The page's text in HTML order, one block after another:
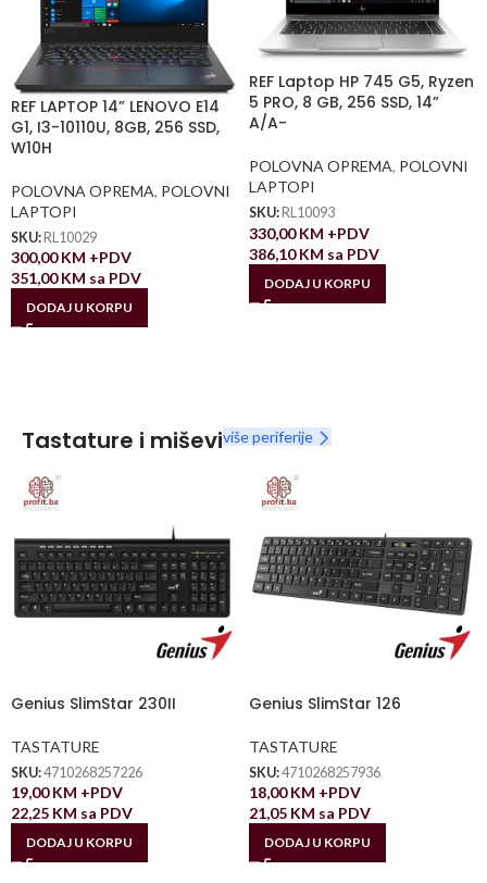
REF LAPTOP 14” LENOVO E14
G1, I3-10110U, 8GB, 256 SSD,
W10H
POLOVNA OPREMA, POLOVNI
LAPTOPI
SKU: RL10029
300,00KM +PDV
351,00KM sa PDV
DODAJ U KORPU
REF Laptop HP 745 G5, Ryzen
5 PRO, 8 GB, 256 SSD, 14”
A/A-
POLOVNA OPREMA, POLOVNI
LAPTOPI
SKU: RL10093
330,00KM +PDV
386,10KM sa PDV
DODAJ U KORPU
Tastature i miševiviše periferije
Genius SlimStar 230II
TASTATURE
SKU:4710268257226
19,00KM +PDV
22,25 KM sa PDV
DODAJ U KORPU
Genius SlimStar 126
TASTATURE
SKU:4710268257936
18,00KM +PDV
21,05 KM sa PDV
DODAJ U KORPU